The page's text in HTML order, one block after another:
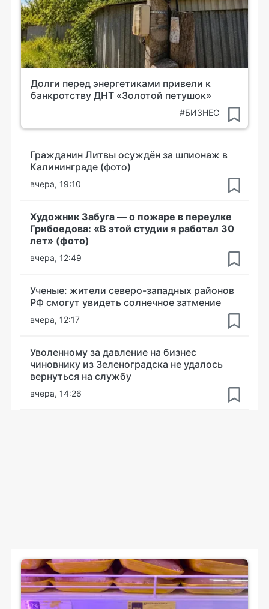
Долги перед энергетиками привели к
банкротству ДНТ «Золотой петушок»
#БИЗНЕС
Гражданин Литвы осуждён за шпионаж в
Калининграде (фото)
вчера, 19:10
Художник Забуга — о пожаре в переулке
Грибоедова: «В этой студии я работал 30
лет» (фото)
вчера, 12:49
Ученые: жители северо-западных районов
РФ смогут увидеть солнечное затмение
вчера, 12:17
Уволенному за давление на бизнес
чиновнику из Зеленоградска не удалось
вернуться на службу
вчера, 14:26